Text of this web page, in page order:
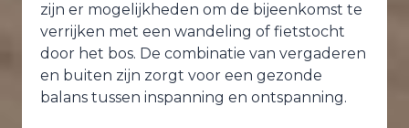
zijn er mogelijkheden om de bijeenkomst te
verrijken met een wandeling of fietstocht
door het bos. De combinatie van vergaderen
en buiten zijn zorgt voor een gezonde
balans tussen inspanning en ontspanning.